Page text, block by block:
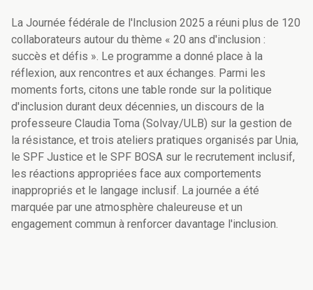
La Journée fédérale de l'Inclusion 2025 a réuni plus de 120
collaborateurs autour du thème « 20 ans d'inclusion :
succès et défis ». Le programme a donné place à la
réflexion, aux rencontres et aux échanges. Parmi les
moments forts, citons une table ronde sur la politique
d'inclusion durant deux décennies, un discours de la
professeure Claudia Toma (Solvay/ULB) sur la gestion de
la résistance, et trois ateliers pratiques organisés par Unia,
le SPF Justice et le SPF BOSA sur le recrutement inclusif,
les réactions appropriées face aux comportements
inappropriés et le langage inclusif. La journée a été
marquée par une atmosphère chaleureuse et un
engagement commun à renforcer davantage l'inclusion.